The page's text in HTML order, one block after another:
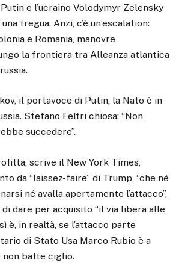
e l’ucraino Volodymyr Zelensky
tregua. Anzi, c’è un’escalation:
e Romania, manovre
la frontiera tra Alleanza atlantica
il portavoce di Putin, la Nato è in
Stefano Feltri chiosa: “Non
succedere”.
scrive il New York Times,
da “laissez-faire” di Trump, “che né
né avalla apertamente l’attacco”,
dare per acquisito “il via libera alle
è, in realtà, se l’attacco parte
di Stato Usa Marco Rubio è a
non batte ciglio.